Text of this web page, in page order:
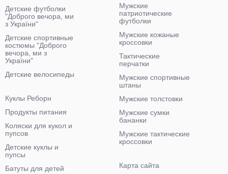
Детские футболки
"Доброго вечора, ми
з України"
Детские спортивные
костюмы "Доброго
вечора, ми з
України"
Детские велосипеды
Мужские
патриотические
футболки
Мужские кожаные
кроссовки
Тактические
перчатки
Мужские спортивные
штаны
Мужские толстовки
Мужские сумки
бананки
Мужские тактические
кроссовки
Куклы Реборн
Продукты питания
Коляски для кукол и
пупсов
Детские куклы и
пупсы
Батуты для детей
Карта сайта